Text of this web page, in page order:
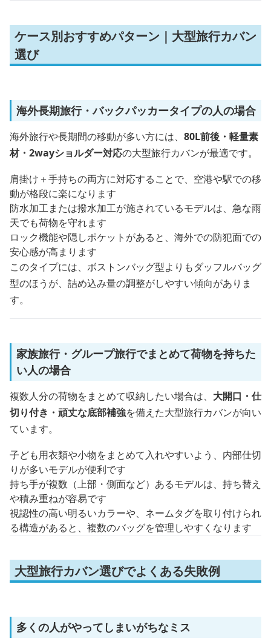
ケース別おすすめパターン｜大型旅行カバン
選び
海外長期旅行・バックパッカータイプの人の場合
海外旅行や長期間の移動が多い方には、 80L前後・軽量素
材・2wayショルダー対応の大型旅行カバンが最適です。
肩掛け＋手持ちの両方に対応することで、空港や駅での移
動が格段に楽になります
防水加工または撥水加工が施されているモデルは、急な雨
天でも荷物を守れます
ロック機能や隠しポケットがあると、海外での防犯面での
安心感が高まります
このタイプには、ボストンバッグ型よりもダッフルバッグ
型のほうが、詰め込み量の調整がしやすい傾向がありま
す。
家族旅行・グループ旅行でまとめて荷物を持ちた
い人の場合
複数人分の荷物をまとめて収納したい場合は、 大開口・仕
切り付き・頑丈な底部補強を備えた大型旅行カバンが向い
ています。
子ども用衣類や小物をまとめて入れやすいよう、内部仕切
りが多いモデルが便利です
持ち手が複数（上部・側面など）あるモデルは、持ち替え
や積み重ねが容易です
視認性の高い明るいカラーや、ネームタグを取り付けられ
る構造があると、複数のバッグを管理しやすくなります
大型旅行カバン選びでよくある失敗例
多くの人がやってしまいがちなミス